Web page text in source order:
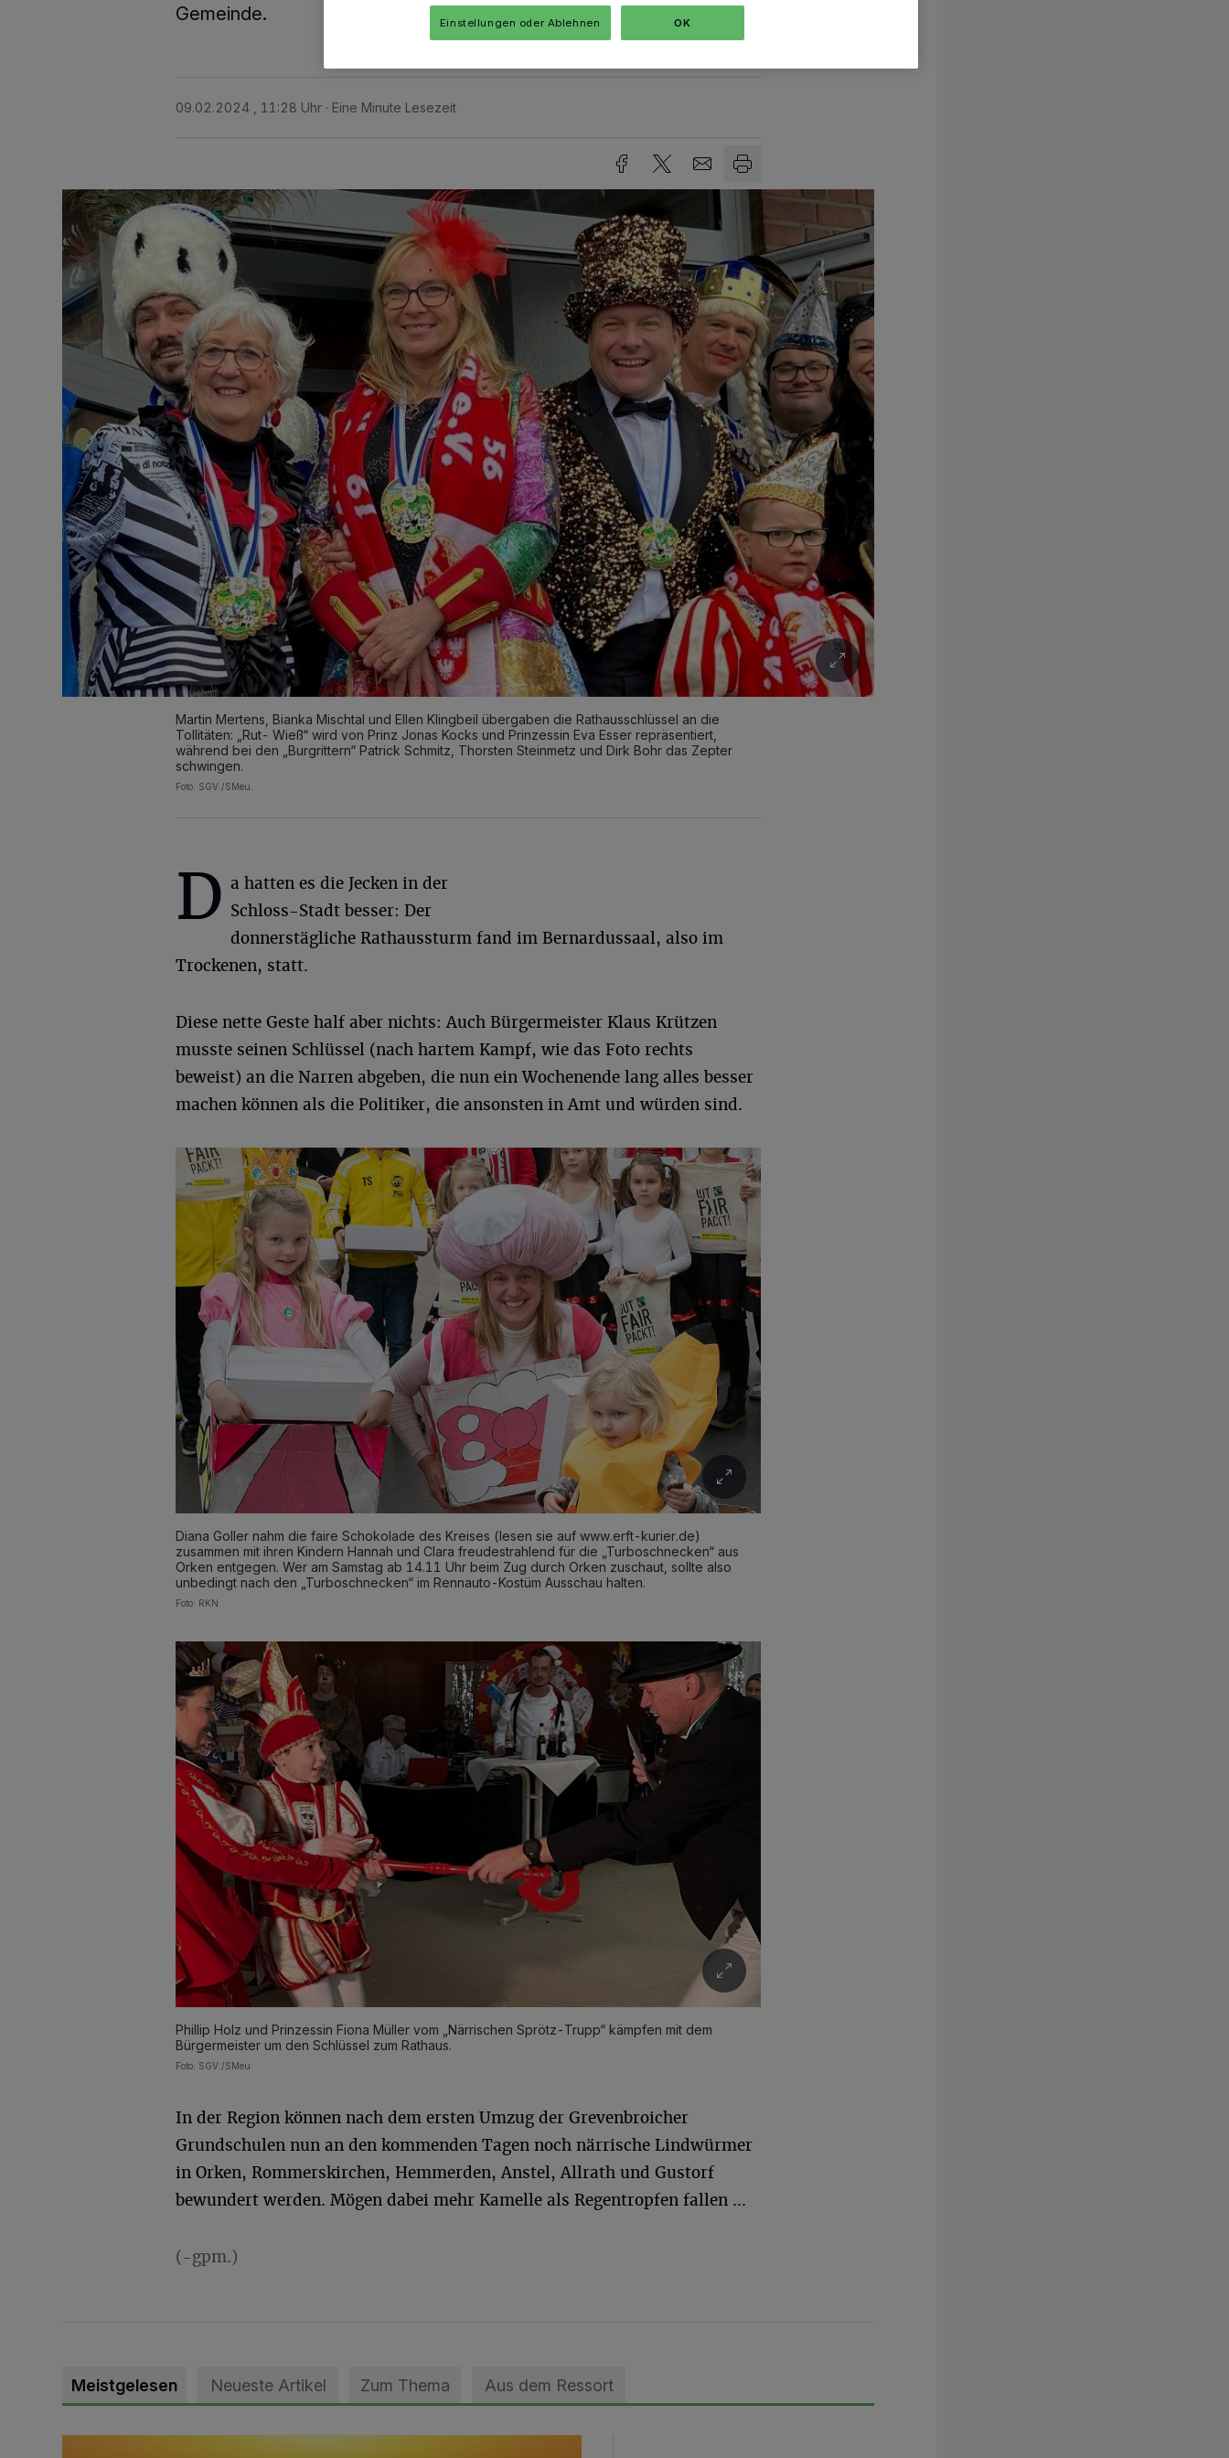
Gemeinde.
09.02.2024 , 11:28 Uhr Eine Minute Lesezeit
Martin Mertens, Bianka Mischtal und Ellen Klingbeil übergaben die Rathausschlüssel an die
Tollitäten: „Rut- Wieß“ wird von Prinz Jonas Kocks und Prinzessin Eva Esser repräsentiert,
während bei den „Burgrittern“ Patrick Schmitz, Thorsten Steinmetz und Dirk Bohr das Zepter
schwingen.
Foto: SGV./SMeu.
D a hatten es die Jecken in der
Schloss-Stadt besser: Der
donnerstägliche Rathaussturm fand im Bernardussaal, also im
Trockenen, statt.
Diese nette Geste half aber nichts: Auch Bürgermeister Klaus Krützen
musste seinen Schlüssel (nach hartem Kampf, wie das Foto rechts
beweist) an die Narren abgeben, die nun ein Wochenende lang alles besser
machen können als die Politiker, die ansonsten in Amt und würden sind.
Diana Goller nahm die faire Schokolade des Kreises (lesen sie auf www.erft-kurier.de)
zusammen mit ihren Kindern Hannah und Clara freudestrahlend für die „Turboschnecken“ aus
Orken entgegen. Wer am Samstag ab 14.11 Uhr beim Zug durch Orken zuschaut, sollte also
unbedingt nach den „Turboschnecken“ im Rennauto-Kostüm Ausschau halten.
Foto: RKN.
Phillip Holz und Prinzessin Fiona Müller vom „Närrischen Sprötz-Trupp“ kämpfen mit dem
Bürgermeister um den Schlüssel zum Rathaus.
Foto: SGV./SMeu.
In der Region können nach dem ersten Umzug der Grevenbroicher
Grundschulen nun an den kommenden Tagen noch närrische Lindwürmer
in Orken, Rommerskirchen, Hemmerden, Anstel, Allrath und Gustorf
bewundert werden. Mögen dabei mehr Kamelle als Regentropfen fallen ...
(-gpm.)
Meistgelesen Neueste Artikel Zum Thema Aus dem Ressort
Einstellungen oder Ablehnen OK